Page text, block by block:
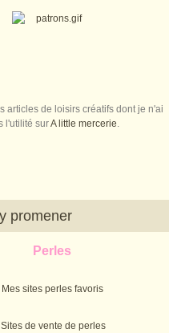
articles de loisirs créatifs dont je n'ai
l'utilité surA little mercerie.
promener
Perles
Mes sites perles favoris
Sites de vente de perles